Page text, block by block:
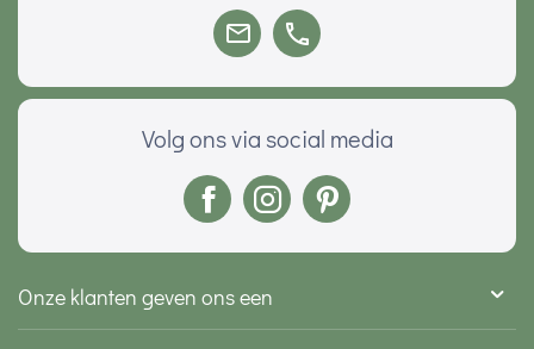
Volg ons via social media
Onze klanten geven ons een